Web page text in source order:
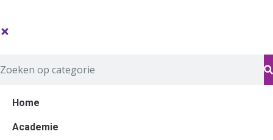
Home
Academie